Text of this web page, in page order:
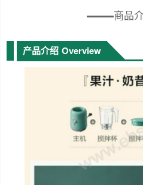
商品
产品介绍 Overview